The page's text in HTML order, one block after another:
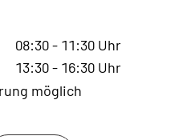
08:30- 11:30 Uhr
13:30- 16:30 Uhr
möglich